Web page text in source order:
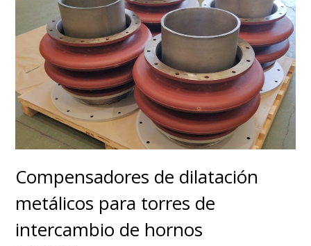
Compensadores de dilatación
metálicos para torres de
intercambio de hornos